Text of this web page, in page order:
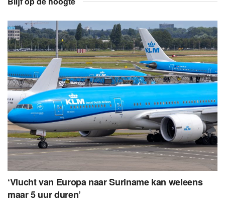
‘Vlucht van Europa naar Suriname kan weleens
maar 5 uur duren’